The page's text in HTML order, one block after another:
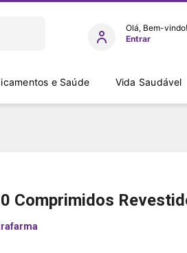
Entrar
e Saúde Vida Saudável
Comprimidos